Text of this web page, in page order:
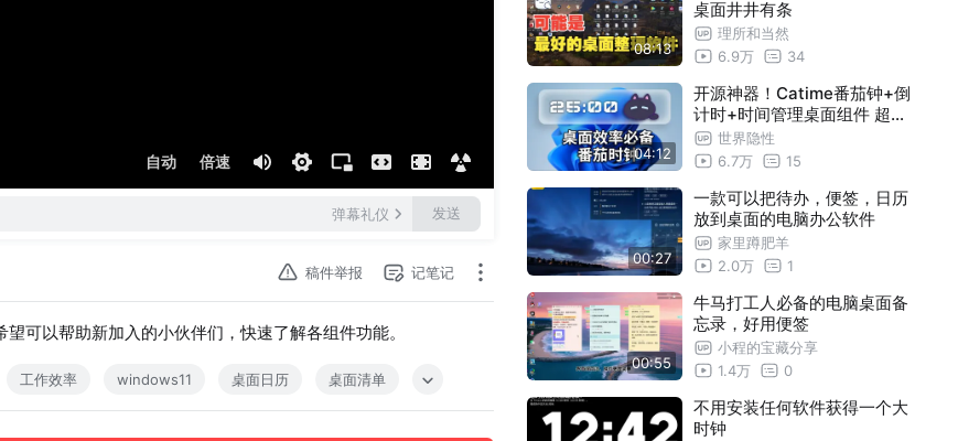
自动 倍速
弹幕礼仪 发送
稿件举报 记笔记
可以帮助新加入的小伙伴们，快速了解各组件功能。
工作效率 windows11 桌面日历 桌面清单
08:13
桌面井井有条
理所和当然
6.9万
34
04:12
开源神器！Catime番茄钟+倒
计时+时间管理桌面组件 超高
自定义！
世界隐性
6.7万
15
00:27
一款可以把待办，便签，日历
放到桌面的电脑办公软件
家里蹲肥羊
2.0万
1
00:55
牛马打工人必备的电脑桌面备
忘录，好用便签
小程的宝藏分享
1.4万
0
不用安装任何软件获得一个大
时钟